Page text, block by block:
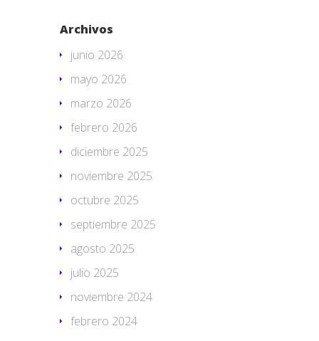
Archivos
junio 2026
mayo 2026
marzo 2026
febrero 2026
diciembre 2025
noviembre 2025
octubre 2025
septiembre 2025
agosto 2025
julio 2025
noviembre 2024
febrero 2024